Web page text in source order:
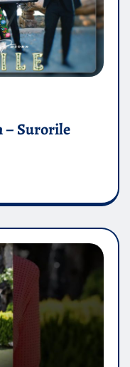
– Surorile